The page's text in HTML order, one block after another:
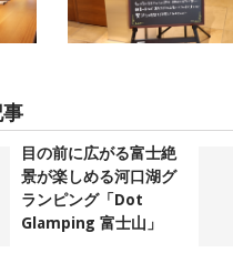
目の前に広がる富士絶
景が楽しめる河口湖グ
ランピング「Dot
Glamping 富士山」